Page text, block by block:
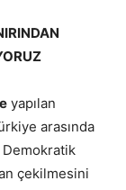
yapılan
arasında
Demokratik
çekilmesini